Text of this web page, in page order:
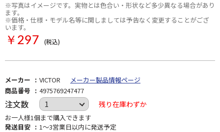
※写真はイメージです。実物とは色合い・形状など多少異なる場合があり
ます。
※価格・仕様・モデル名等に関しましては予告なく変更することがござ
います。
￥297 (税込)
メーカー VICTOR
メーカー製品情報ページ
商品番号
4975769247477
注文数 残り在庫わずか
お一人様1個まで購入できます
発送目安
1～3営業日以内に発送予定